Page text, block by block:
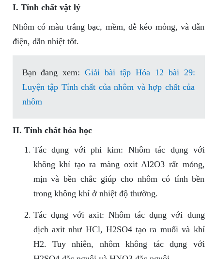
I. Tính chất vật lý
Nhôm có màu trắng bạc, mềm, dễ kéo mỏng, và dẫn
điện, dẫn nhiệt tốt.
Bạn đang xem:Giải bài tập Hóa 12 bài 29:
Luyện tập Tính chất của nhôm và hợp chất của
nhôm
II. Tính chất hóa học
Tác dụng với phi kim: Nhôm tác dụng với
không khí tạo ra màng oxit Al2O3 rất mỏng,
mịn và bền chắc giúp cho nhôm có tính bền
trong không khí ở nhiệt độ thường.
Tác dụng với axit: Nhôm tác dụng với dung
dịch axit như HCl, H2SO4 tạo ra muối và khí
H2. Tuy nhiên, nhôm không tác dụng với